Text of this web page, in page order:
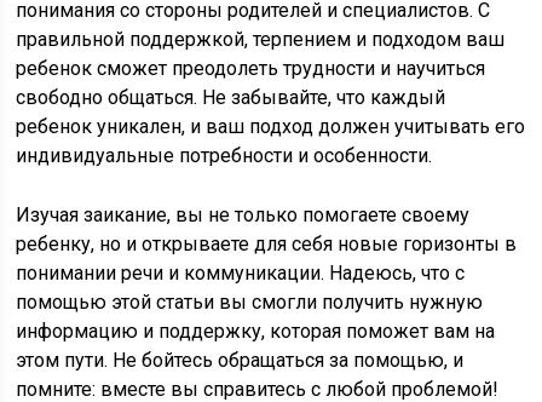
понимания со стороны родителей и специалистов. С
правильной поддержкой, терпением и подходом ваш
ребенок сможет преодолеть трудности и научиться
свободно общаться. Не забывайте, что каждый
ребенок уникален, и ваш подход должен учитывать его
индивидуальные потребности и особенности.
Изучая заикание, вы не только помогаете своему
ребенку, но и открываете для себя новые горизонты в
понимании речи и коммуникации. Надеюсь, что с
помощью этой статьи вы смогли получить нужную
информацию и поддержку, которая поможет вам на
этом пути. Не бойтесь обращаться за помощью, и
помните: вместе вы справитесь с любой проблемой!